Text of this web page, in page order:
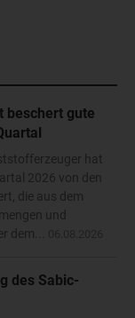
beschert gute
hat
2026 von den
die aus dem
und
dem...
des Sabic-